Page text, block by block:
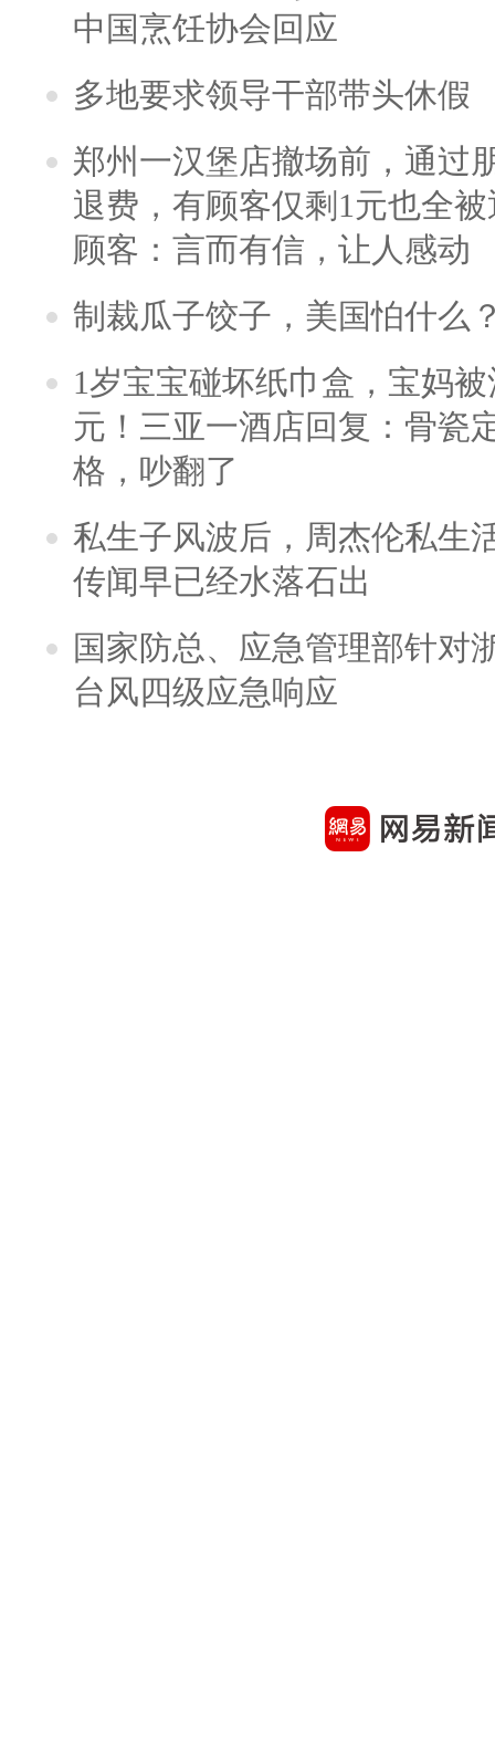
中国烹饪协会回应
多地要求领导干部带头休假
郑州一汉堡店撤场前，通过
退费，有顾客仅剩1元也全
顾客：言而有信，让人感动
制裁瓜子饺子，美国怕什么
1岁宝宝碰坏纸巾盒，宝妈
元！三亚一酒店回复：骨瓷
格，吵翻了
私生子风波后，周杰伦私生
传闻早已经水落石出
国家防总、应急管理部针对
台风四级应急响应